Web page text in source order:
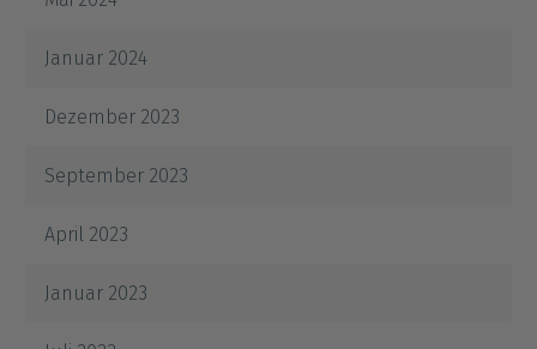
Januar 2024
Dezember 2023
September 2023
April 2023
Januar 2023